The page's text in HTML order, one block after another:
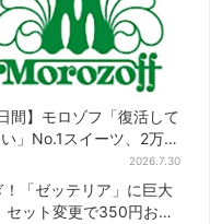
間】モロゾフ「復活して
」No.1スイーツ、2万
票から選ばれた名作を限
2026.7.30
「ゼッテリア」に巨大
セット変更で350円お得